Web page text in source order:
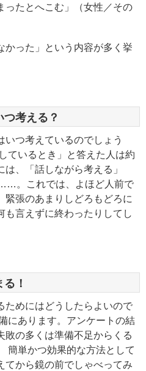
ったとへこむ」（女性／その
かった」という内容が多く挙
考える？
つ考えているのでしょう
ているとき」と答えた人は約
、「話しながら考える」
。これでは、よほど人前で
緊張のあまりしどろもどろに
も言えずに終わったりしてし
！
ためにはどうしたらよいので
にあります。アンケートの結
敗の多くは準備不足からくる
簡単かつ効果的な方法として
てから鏡の前でしゃべってみ